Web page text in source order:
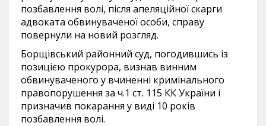
позбавлення волі, після апеляційної скарги
адвоката обвинуваченої особи, справу
повернули на новий розгляд.
Борщівський районний суд, погодившись із
позицією прокурора, визнав винним
обвинуваченого у вчиненні кримінального
правопорушення за ч.1 ст. 115 КК України і
призначив покарання у виді 10 років
позбавлення волі.